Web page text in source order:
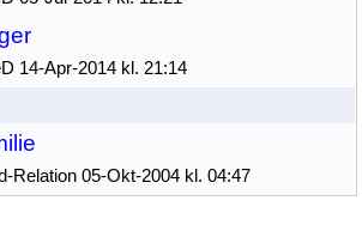
14-Apr-2014 kl. 21:14
Relation 05-Okt-2004 kl. 04:47